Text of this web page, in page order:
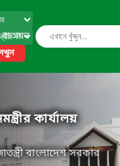
কার্যালয়
বাংলাদেশ সরকার